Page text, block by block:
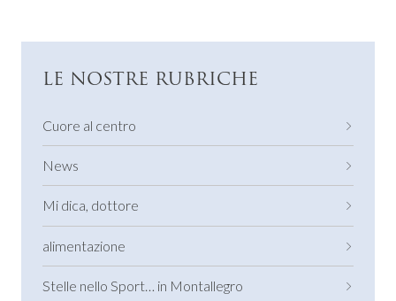
LE NOSTRE RUBRICHE
Cuore al centro
News
Mi dica, dottore
alimentazione
Stelle nello Sport… in Montallegro